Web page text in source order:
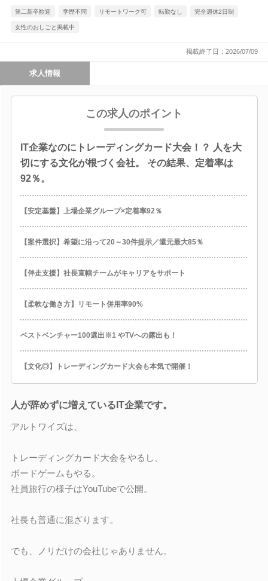
第二新卒歓迎 学歴不問 リモートワーク可 転勤なし 完全週休2日制
女性のおしごと掲載中
掲載終了日：2026/07/09
求人情報
この求人のポイント
IT企業なのにトレーディングカード大会！？ 人を大
切にする文化が根づく会社。 その結果、定着率は
92％。
【安定基盤】上場企業グループ×定着率92％
【案件選択】希望に沿って20～30件提示／還元最大85％
【伴走支援】社長直轄チームがキャリアをサポート
【柔軟な働き方】リモート併用率90%
ベストベンチャー100選出※1 やTVへの露出も！
【文化◎】トレーディングカード大会も本気で開催！
人が辞めずに増えているIT企業です。
アルトワイズは、
トレーディングカード大会をやるし、
ボードゲームもやる。
社員旅行の様子はYouTubeで公開。
社長も普通に混ざります。
でも、ノリだけの会社じゃありません。